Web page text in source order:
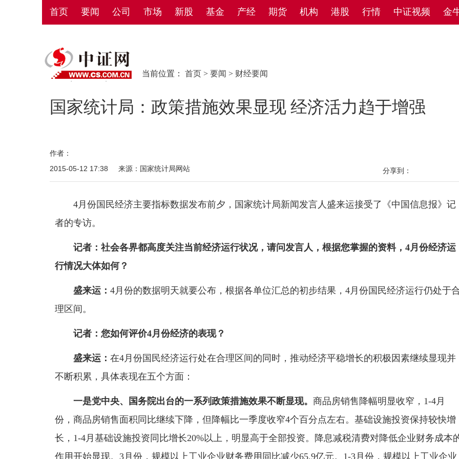
首页 要闻 公司 市场 新股 基金 产经 期货 机构 港股 行情 中证视频 金
当前位置： 首页 > 要闻 > 财经要闻
国家统计局：政策措施效果显现 经济活力趋于增强
作者：
2015-05-12 17:38
来源：国家统计局网站 分享到：
4月份国民经济主要指标数据发布前夕，国家统计局新闻发言人盛来运接受了《中国信息报》记
者的专访。
记者：社会各界都高度关注当前经济运行状况，请问发言人，根据您掌握的资料， 4月份经济运
行情况大体如何？
盛来运： 4月份的数据明天就要公布，根据各单位汇总的初步结果，4月份国民经济运行仍处于
理区间。
记者：您如何评价4月份经济的表现？
盛来运： 在4月份国民经济运行处在合理区间的同时，推动经济平稳增长的积极因素继续显现并
不断积累，具体表现在五个方面：
一是党中央、国务院出台的一系列政策措施效果不断显现。 商品房销售降幅明显收窄，1-4月
份，商品房销售面积同比继续下降，但降幅比一季度收窄4个百分点左右。基础设施投资保持较快增
长，1-4月基础设施投资同比增长20%以上，明显高于全部投资。降息减税清费对降低企业财务成本
作用开始显现。3月份，规模以上工业企业财务费用同比减少65.9亿元。1-3月份，规模以上工业企业